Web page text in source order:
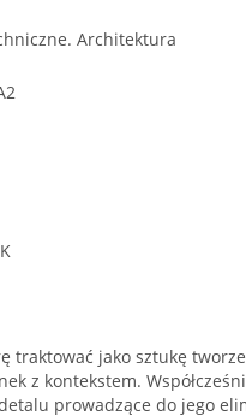
Architektura
traktować jako sztukę
z kontekstem.
prowadzące do jego